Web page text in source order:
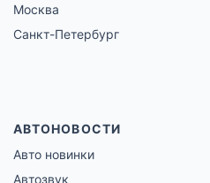
Москва
Санкт-Петербург
АВТОНОВОСТИ
Авто новинки
Автозвук